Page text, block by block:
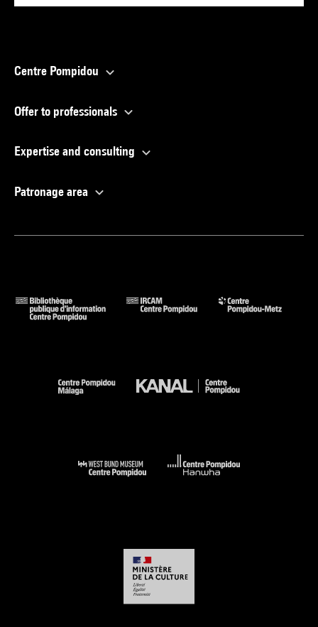
Centre Pompidou
Offer to professionals
Expertise and consulting
Patronage area